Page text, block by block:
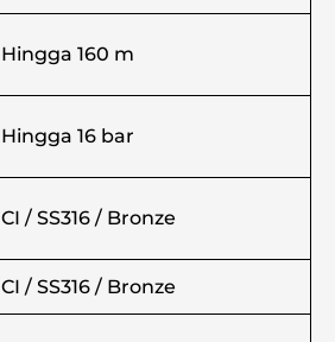
Hingga 160 m
Hingga 16 bar
CI / SS316 / Bronze
CI / SS316 / Bronze